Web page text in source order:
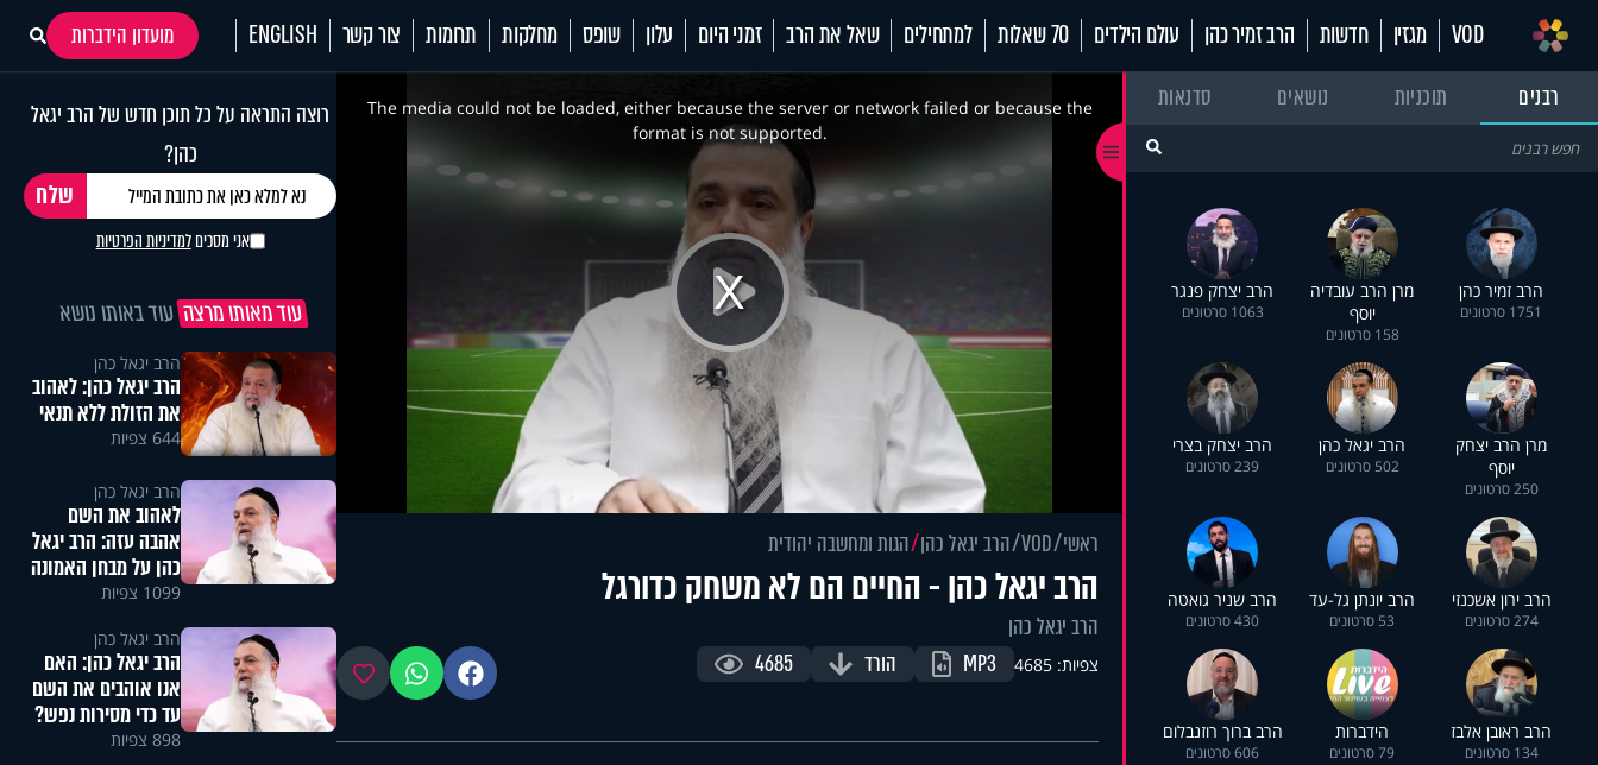
VOD מגזין חדשות הרב זמיר כהן עולם הילדים 70 שאלות למתחילים שאל את הרב זמני היום עלון שופס מחלקות תרומות צור קשר ENGLISH
מועדון הידברות
רבנים
תוכניות נושאים סדנאות
הרב זמיר כהן
1751 סרטונים
מרן הרב עובדיה
יוסף
158 סרטונים
הרב יצחק פנגר
1063 סרטונים
מרן הרב יצחק
יוסף
250 סרטונים
הרב יגאל כהן
502 סרטונים
הרב יצחק בצרי
239 סרטונים
הרב ירון אשכנזי
274 סרטונים
הרב יונתן גל-עד
53 סרטונים
הרב שניר גואטה
430 סרטונים
הרב ראובן אלבז
134 סרטונים
הידברות
79 סרטונים
הרב ברוך רוזנבלום
606 סרטונים
Play
Video
This
modalThe media could not be loaded, either because the server or network failed or because the
format is not supported.
ראשי VOD הרב יגאל כהן הגות ומחשבה יהודית
הרב יגאל כהן - החיים הם לא משחק כדורגל
הרב יגאל כהן
צפיות: 4685 MP3 הורד 4685 פייסבוקווטסאפ מועדפים
רוצה התראה על כל תוכן חדש של הרב יגאל
כהן?
אני מסכיםלמדיניות הפרטיות
עוד מאותו מרצה עוד באותו נושא
הרב יגאל כהן
הרב יגאל כהן: לאהוב
את הזולת ללא תנאי
644 צפיות
הרב יגאל כהן
לאהוב את השם
אהבה עזה: הרב יגאל
כהן על מבחן האמונה
1099 צפיות
הרב יגאל כהן
הרב יגאל כהן: האם
אנו אוהבים את השם
עד כדי מסירות נפש?
898 צפיות